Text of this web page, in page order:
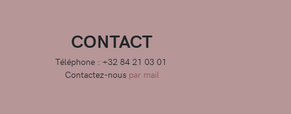
CONTACT
Téléphone : +32 84 21 03 01
Contactez-nous par mail